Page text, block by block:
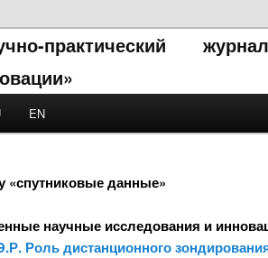
практический
EN
«спутниковые данные»
научные исследования и
Роль дистанционного